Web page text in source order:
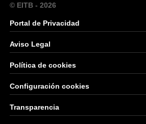
© EITB - 2026
Portal de Privacidad
Aviso Legal
Política de cookies
Configuración cookies
Transparencia